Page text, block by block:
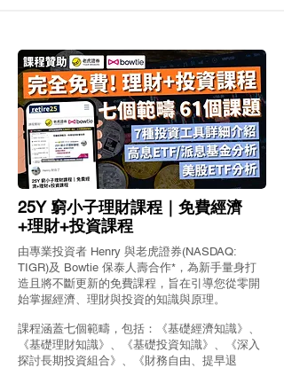
【Syfe 定息寶分析比較】
更勝銀行定期存款的「定
期存款」？Syfe安全和存
款保障嗎？定息寶回報好
唔好？
25Y 窮小子理財課程｜免費經濟
+理財+投資課程
由專業投資者 Henry 與老虎證券(NASDAQ:
TIGR)及 Bowtie 保泰人壽合作*，為新手量身打
造且將不斷更新的免費課程，旨在引導您從零開
始掌握經濟、理財與投資的知識與原理。
課程涵蓋七個範疇，包括：《基礎經濟知識》、
《基礎理財知識》、《基礎投資知識》、《深入
探討長期投資組合》、《財務自由、提早退